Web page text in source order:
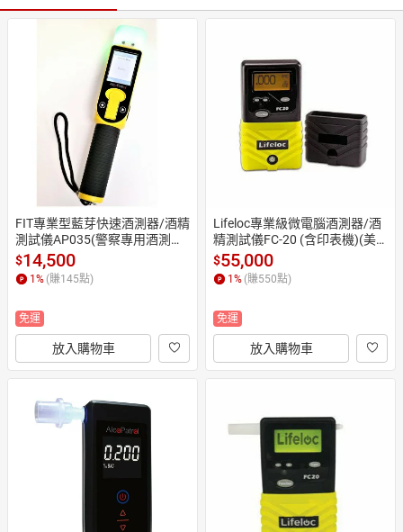
男裝 化妝保養
日本購物 電子/紙本書
FIT專業型藍芽快速酒測器/酒精
測試儀AP035(警察專用酒測器/
警用酒測器)
$14,500
1 % (賺145點)
免運
放入購物車
Lifeloc專業級微電腦酒測器/酒
精測試儀FC-20 (含印表機)(美
國原裝)(贈送列印紙捲4捲)
$55,000
1 % (賺550點)
免運
放入購物車